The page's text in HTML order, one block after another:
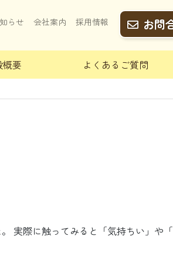
らせ 会社案内 採用情報 お問
要 よくあるご質問
実際に触ってみると「気持ちい」や